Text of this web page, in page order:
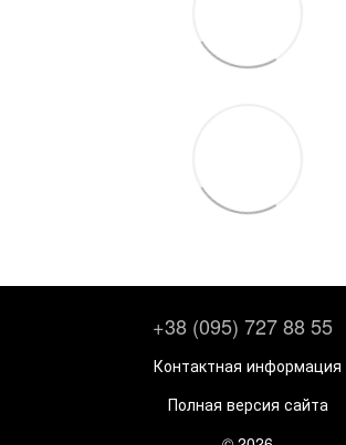
+38 (095) 727 88 55
Контактная информация
Полная версия сайта